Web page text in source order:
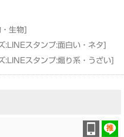
生物]
:LINEスタンプ:面白い・ネタ]
:LINEスタンプ:煽り系・うざい]